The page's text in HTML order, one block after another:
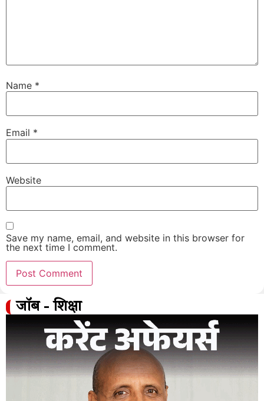
Name *
Email *
Website
Save my name, email, and website in this browser for
the next time I comment.
जॉब - शिक्षा